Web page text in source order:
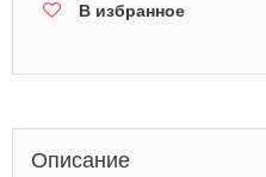
В избранное
Описание